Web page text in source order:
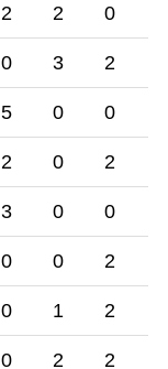
2 2 0
0 3 2
5 0 0
2 0 2
3 0 0
0 0 2
0 1 2
0 2 2